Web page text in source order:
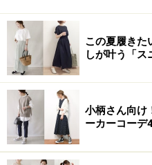
この夏履きた
しが叶う「
小柄さん向け
ーカーコーデ